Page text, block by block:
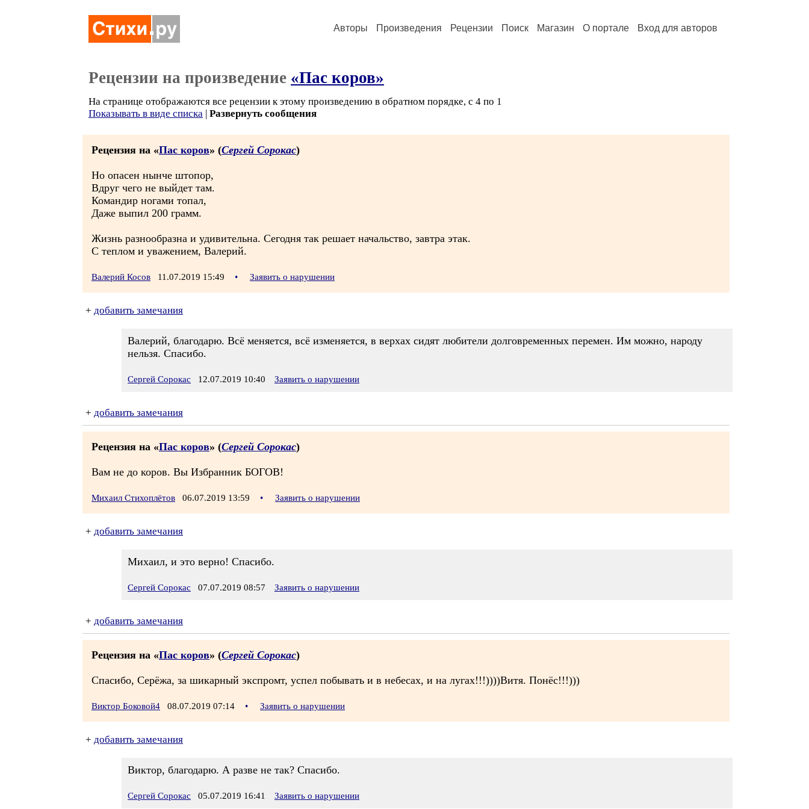
Авторы Произведения Рецензии Поиск Магазин О портале Вход для авторов
Рецензии на произведение «Пас коров»
На странице отображаются все рецензии к этому произведению в обратном порядке, с 4 по 1
Показывать в виде списка | Развернуть сообщения
Рецензия на «Пас коров» (Сергей Сорокас)
Но опасен нынче штопор,
Вдруг чего не выйдет там.
Командир ногами топал,
Даже выпил 200 грамм.
Жизнь разнообразна и удивительна. Сегодня так решает начальство, завтра этак.
С теплом и уважением, Валерий.
Валерий Косов 11.07.2019 15:49 • Заявить о нарушении
+ добавить замечания
Валерий, благодарю. Всё меняется, всё изменяется, в верхах сидят любители долговременных перемен. Им можно, народу
нельзя. Спасибо.
Сергей Сорокас 12.07.2019 10:40 Заявить о нарушении
+ добавить замечания
Рецензия на «Пас коров» (Сергей Сорокас)
Вам не до коров. Вы Избранник БОГОВ!
Михаил Стихоплётов 06.07.2019 13:59 • Заявить о нарушении
+ добавить замечания
Михаил, и это верно! Спасибо.
Сергей Сорокас 07.07.2019 08:57 Заявить о нарушении
+ добавить замечания
Рецензия на «Пас коров» (Сергей Сорокас)
Спасибо, Серёжа, за шикарный экспромт, успел побывать и в небесах, и на лугах!!!))))Витя. Понёс!!!)))
Виктор Боковой4 08.07.2019 07:14 • Заявить о нарушении
+ добавить замечания
Виктор, благодарю. А разве не так? Спасибо.
Сергей Сорокас 05.07.2019 16:41 Заявить о нарушении